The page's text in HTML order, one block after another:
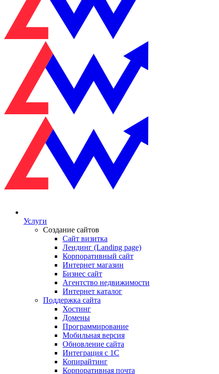
Услуги
Создание сайтов
Сайт визитка
Лендинг (Landing page)
Корпоративный сайт
Интернет магазин
Бизнес сайт
Агентство недвижимости
Интернет каталог
Поддержка сайта
Хостинг
Домены
Программирование
Мобильная версия
Обновление сайта
Интеграция с 1С
Копирайтинг
Корпоративная почта